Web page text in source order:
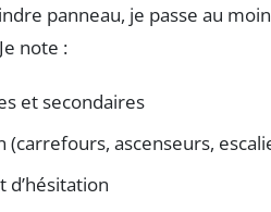
panneau, je passe au
note :
et secondaires
(carrefours, ascenseurs,
d’hésitation